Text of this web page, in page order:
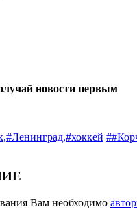
новости первым
#Ленинград,#хоккей
Вам необходимо